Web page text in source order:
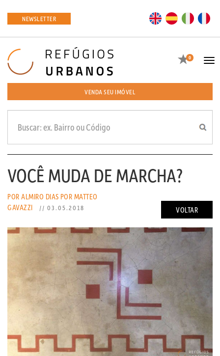
NEWSLETTER EN ES
Favoritos
0
VENDA SEU IMÓVEL
VOCÊ MUDA DE MARCHA?
VOLTAR
POR ALMIRO DIAS POR MATTEO
GAVAZZI
// 03.05.2018